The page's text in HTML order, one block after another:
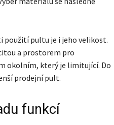
pultu je i jeho velikost.
a prostorem pro
okolním, který je limitující. Do
prodejní pult.
funkcí